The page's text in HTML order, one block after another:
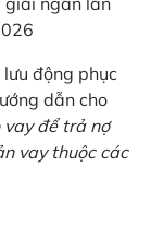
động phục
dẫn cho
vay để trả nợ
vay thuộc các